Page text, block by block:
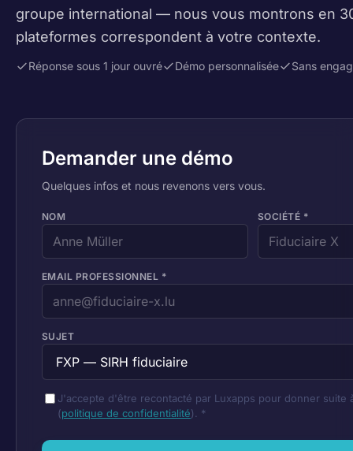
groupe international — nous vous montrons en
plateformes correspondent à votre contexte.
Réponse sous 1 jour ouvré Démo personnalisée Sans
Demander une démo
Quelques infos et nous revenons vers vous.
NOM SOCIÉTÉ *
EMAIL PROFESSIONNEL *
SUJET
J'accepte d'être recontacté par Luxapps pour donner suite
(politique de confidentialité). *